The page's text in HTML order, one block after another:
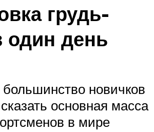
грудь-
один день
новичков
основная масса
в мире